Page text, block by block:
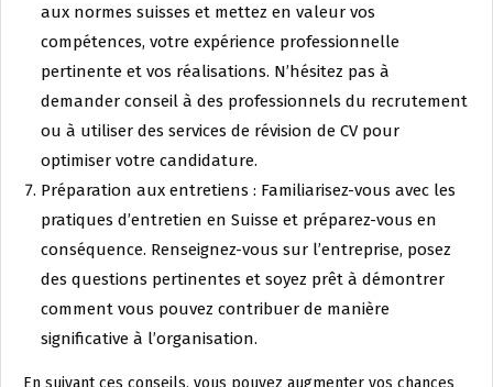
aux normes suisses et mettez en valeur vos
compétences, votre expérience professionnelle
pertinente et vos réalisations. N’hésitez pas à
demander conseil à des professionnels du recrutement
ou à utiliser des services de révision de CV pour
optimiser votre candidature.
Préparation aux entretiens : Familiarisez-vous avec les
pratiques d’entretien en Suisse et préparez-vous en
conséquence. Renseignez-vous sur l’entreprise, posez
des questions pertinentes et soyez prêt à démontrer
comment vous pouvez contribuer de manière
significative à l’organisation.
En suivant ces conseils, vous pouvez augmenter vos chances